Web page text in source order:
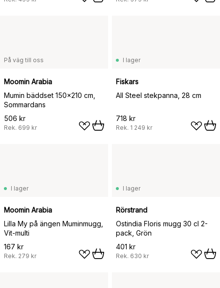
På väg till oss
Moomin Arabia
Mumin bäddset 150x210 cm,
Sommardans
506 kr
Rek. 699 kr
I lager
Fiskars
All Steel stekpanna, 28 cm
718 kr
Rek. 1 249 kr
I lager
Moomin Arabia
Lilla My på ängen Muminmugg,
Vit-multi
167 kr
Rek. 279 kr
I lager
Rörstrand
Ostindia Floris mugg 30 cl 2-
pack, Grön
401 kr
Rek. 630 kr